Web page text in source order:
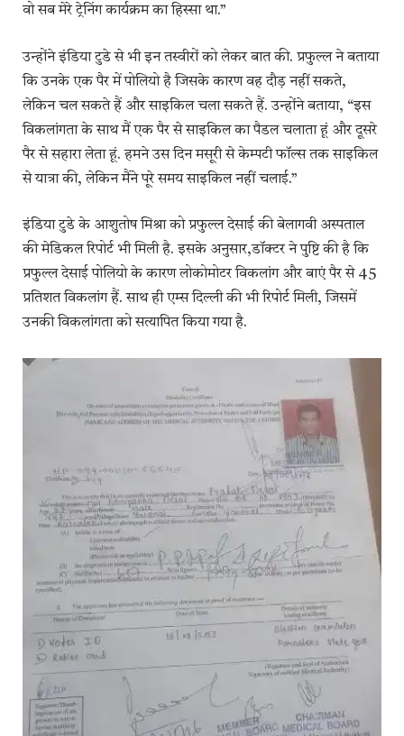
वो सब मेरे ट्रेनिंग कार्यक्रम का हिस्सा था.”
उन्होंने इंडिया टुडे से भी इन तस्वीरों को लेकर बात की. प्रफुल्ल ने बताया
कि उनके एक पैर में पोलियो है जिसके कारण वह दौड़ नहीं सकते,
लेकिन चल सकते हैं और साइकिल चला सकते हैं. उन्होंने बताया, “इस
विकलांगता के साथ मैं एक पैर से साइकिल का पैडल चलाता हूं और दूसरे
पैर से सहारा लेता हूं. हमने उस दिन मसूरी से केम्पटी फॉल्स तक साइकिल
से यात्रा की, लेकिन मैंने पूरे समय साइकिल नहीं चलाई.”
इंडिया टुडे के आशुतोष मिश्रा को प्रफुल्ल देसाई की बेलागवी अस्पताल
की मेडिकल रिपोर्ट भी मिली है. इसके अनुसार,डॉक्टर ने पुष्टि की है कि
प्रफुल्ल देसाई पोलियो के कारण लोकोमोटर विकलांग और बाएं पैर से 45
प्रतिशत विकलांग हैं. साथ ही एम्स दिल्ली की भी रिपोर्ट मिली, जिसमें
उनकी विकलांगता को सत्यापित किया गया है.